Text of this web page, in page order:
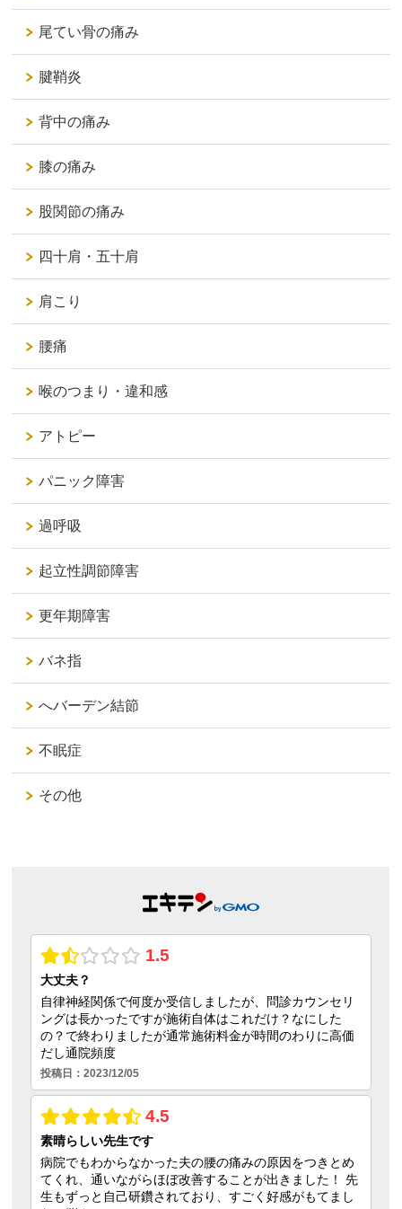
尾てい骨の痛み
腱鞘炎
背中の痛み
膝の痛み
股関節の痛み
四十肩・五十肩
肩こり
腰痛
喉のつまり・違和感
アトピー
パニック障害
過呼吸
起立性調節障害
更年期障害
バネ指
へバーデン結節
不眠症
その他